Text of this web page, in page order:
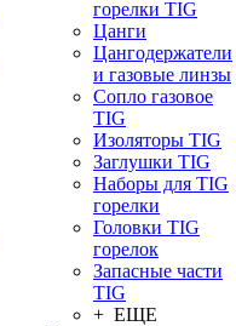
горелки TIG
Цанги
Цангодержатели
и газовые линзы
Сопло газовое
TIG
Изоляторы TIG
Заглушки TIG
Наборы для TIG
горелки
Головки TIG
горелок
Запасные части
TIG
+ ЕЩЕ